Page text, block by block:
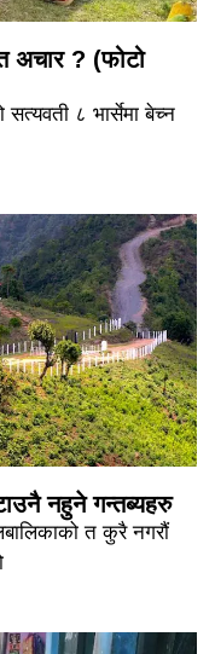
अचार ? (फोटो
८ भार्सेमा बेच्न
नहुने गन्तब्यहरु
त कुरै नगरौं